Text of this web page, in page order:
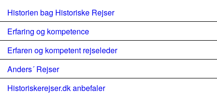
Historien bag Historiske Rejser
Erfaring og kompetence
Erfaren og kompetent rejseleder
Anders´ Rejser
Historiskerejser.dk anbefaler